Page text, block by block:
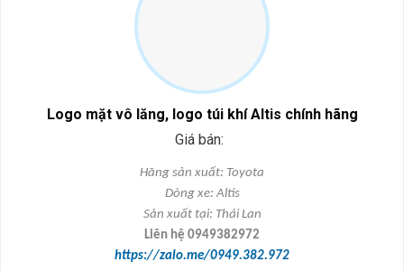
Logo mặt vô lăng, logo túi khí Altis chính hãng
Giá bán:
Hãng sản xuất: Toyota
Dòng xe: Altis
Sản xuất tại: Thái Lan
Liên hệ 0949382972
https://zalo.me/0949.382.972